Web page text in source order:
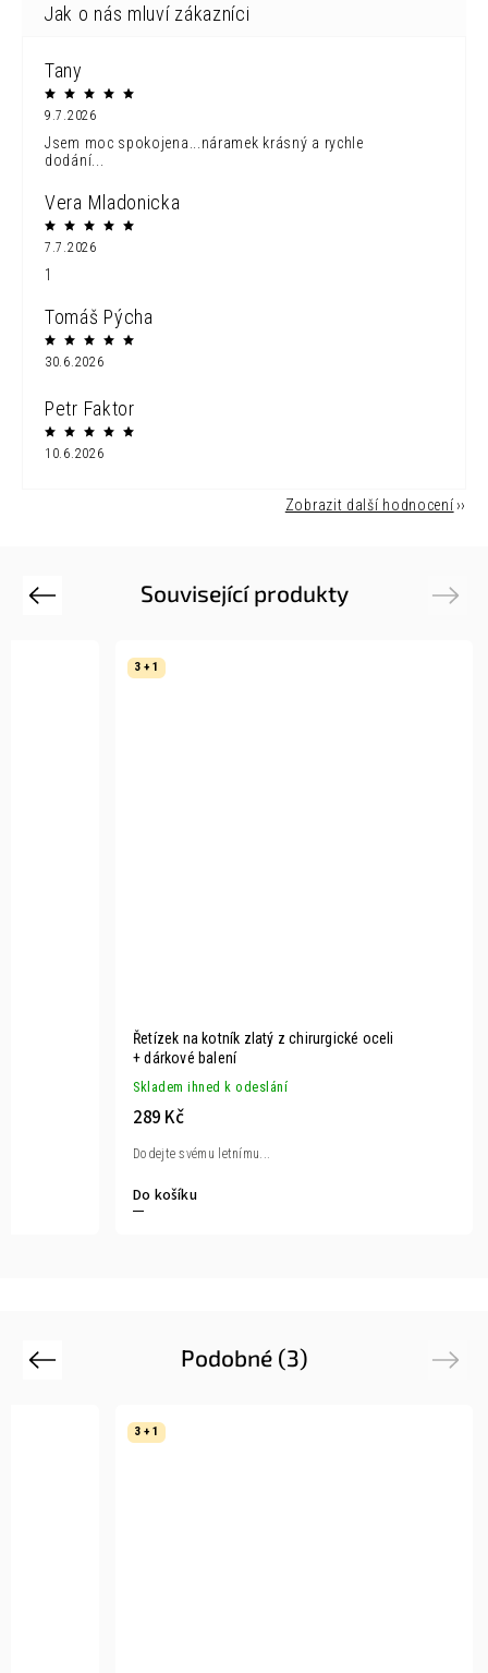
Tany
9.7.2026
Jsem moc spokojena...náramek krásný a rychle
dodání...
Vera Mladonicka
7.7.2026
1
Tomáš Pýcha
30.6.2026
Petr Faktor
10.6.2026
Zobrazit další hodnocení
Související produkty
Previous
3 + 1
Řetízek na kotník zlatý z chirurgické oceli
+ dárkové balení
Skladem ihned k odeslání
289 Kč
Do košíku
Dodejte svému letnímu...
Next
Podobné (3)
Previous
3 + 1
Next